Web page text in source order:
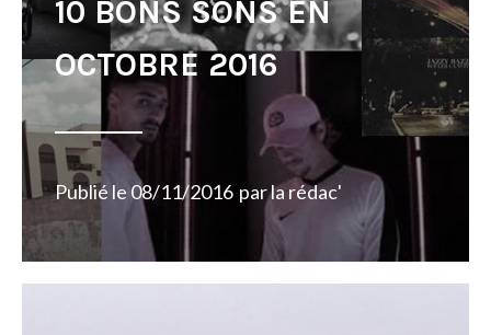
10 BONS SONS EN
OCTOBRE 2016
Publié le08/11/2016 parla rédac'